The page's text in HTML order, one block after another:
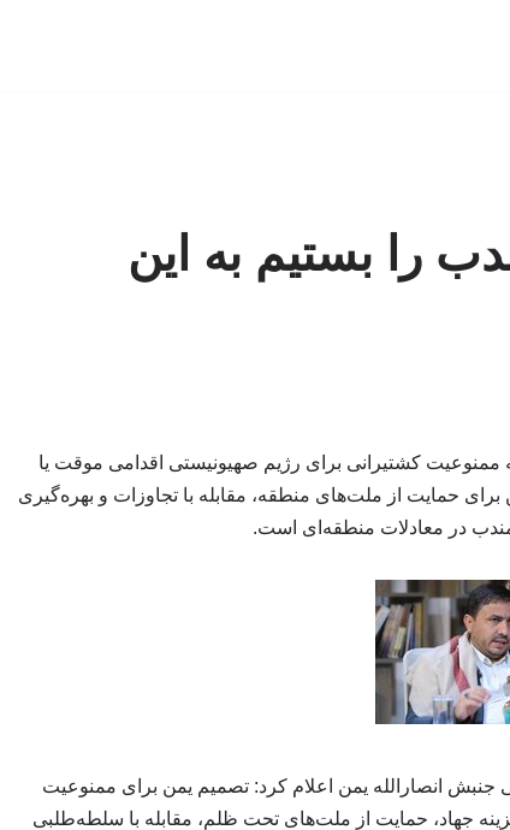
را بستیم به این
ممنوعیت کشتیرانی برای رژیم صهیونیستی اقدامی موقت یا
حمایت از ملت‌های منطقه، مقابله با تجاوزات و بهره‌گیری
در معادلات منطقه‌ای است.
انصارالله یمن اعلام کرد: تصمیم یمن برای ممنوعیت
جهاد، حمایت از ملت‌های تحت ظلم، مقابله با سلطه‌طلبی